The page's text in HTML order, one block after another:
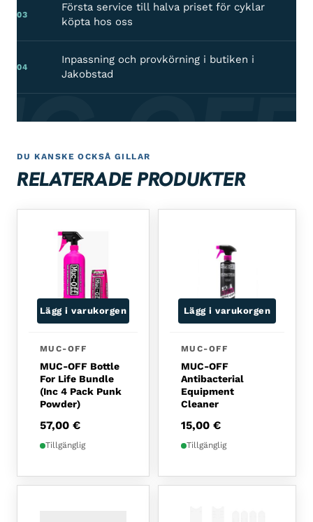
OFF
03
Första service till halva priset för cyklar
köpta hos oss
04
Inpassning och provkörning i butiken i
Jakobstad
DU KANSKE OCKSÅ GILLAR
RELATERADE PRODUKTER
Lägg i varukorgen
MUC-OFF
MUC-OFF Bottle
For Life Bundle
(Inc 4 Pack Punk
Powder)
57,00 €
Tillgänglig
Lägg i varukorgen
MUC-OFF
MUC-OFF
Antibacterial
Equipment
Cleaner
15,00 €
Tillgänglig